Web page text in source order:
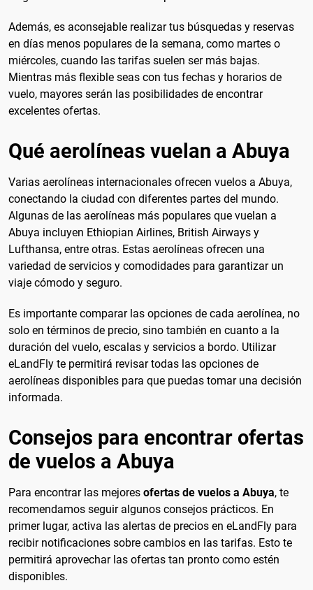
Además, es aconsejable realizar tus búsquedas y reservas
en días menos populares de la semana, como martes o
miércoles, cuando las tarifas suelen ser más bajas.
Mientras más flexible seas con tus fechas y horarios de
vuelo, mayores serán las posibilidades de encontrar
excelentes ofertas.
Qué aerolíneas vuelan a Abuya
Varias aerolíneas internacionales ofrecen vuelos a Abuya,
conectando la ciudad con diferentes partes del mundo.
Algunas de las aerolíneas más populares que vuelan a
Abuya incluyen Ethiopian Airlines, British Airways y
Lufthansa, entre otras. Estas aerolíneas ofrecen una
variedad de servicios y comodidades para garantizar un
viaje cómodo y seguro.
Es importante comparar las opciones de cada aerolínea, no
solo en términos de precio, sino también en cuanto a la
duración del vuelo, escalas y servicios a bordo. Utilizar
eLandFly te permitirá revisar todas las opciones de
aerolíneas disponibles para que puedas tomar una decisión
informada.
Consejos para encontrar ofertas
de vuelos a Abuya
Para encontrar las mejores ofertas de vuelos a Abuya, te
recomendamos seguir algunos consejos prácticos. En
primer lugar, activa las alertas de precios en eLandFly para
recibir notificaciones sobre cambios en las tarifas. Esto te
permitirá aprovechar las ofertas tan pronto como estén
disponibles.